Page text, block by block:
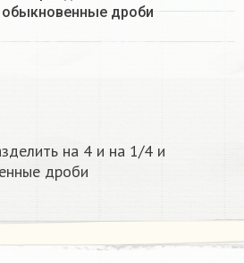
обыкновенные дроби
на 4 и на 1/4 и
дроби